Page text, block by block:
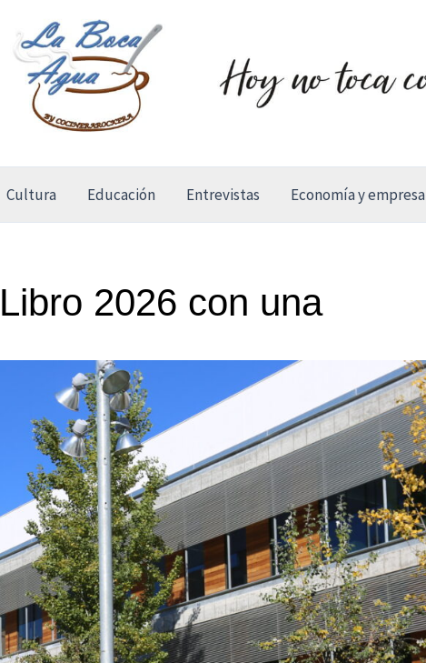
Cultura Educación Entrevistas Economía y empresa
2026 con una